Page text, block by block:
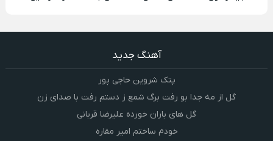
آهنگ جدید
پتک شروین حاجی پور
گل از مه جدا بو رفت برگ شمع ز دستم رفت با صدای زن
گل های باران خورده علیرضا قربانی
خودم ساختم امیر مقاره